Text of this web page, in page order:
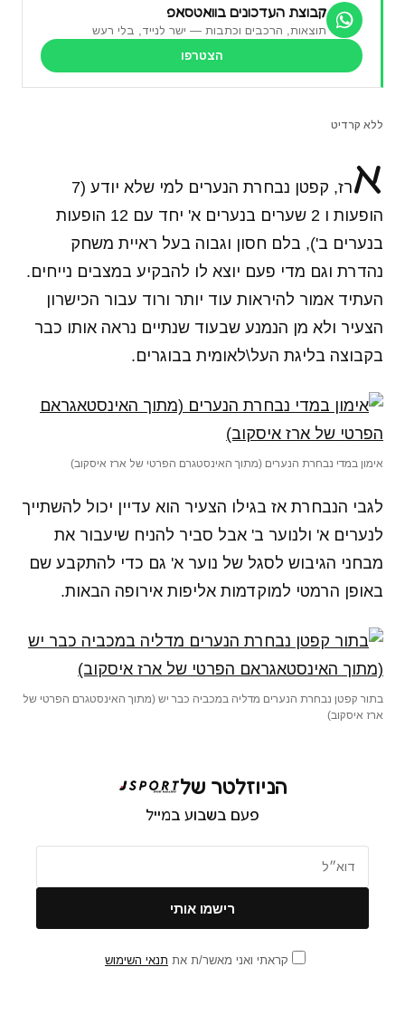
קבוצת העדכונים בוואטסאפ
תוצאות, הרכבים וכתבות — ישר לנייד, בלי רעש
הצטרפו
ללא קרדיט
א
רז, קפטן נבחרת הנערים למי שלא יודע (7
הופעות ו 2 שערים בנערים א' יחד עם 12 הופעות
בנערים ב'), בלם חסון וגבוה בעל ראיית משחק
נהדרת וגם מדי פעם יוצא לו להבקיע במצבים נייחים.
העתיד אמור להיראות עוד יותר ורוד עבור הכישרון
הצעיר ולא מן הנמנע שבעוד שנתיים נראה אותו כבר
בקבוצה בליגת העל\לאומית בבוגרים.
אימון במדי נבחרת הנערים (מתוך האינסטגרם הפרטי של ארז איסקוב)
לגבי הנבחרת אז בגילו הצעיר הוא עדיין יכול להשתייך
לנערים א' ולנוער ב' אבל סביר להניח שיעבור את
מבחני הגיבוש לסגל של נוער א' גם כדי להתקבע שם
באופן הרמטי למוקדמות אליפות אירופה הבאות.
בתור קפטן נבחרת הנערים מדליה במכביה כבר יש (מתוך האינסטגרם הפרטי של
ארז איסקוב)
הניוזלטר של
פעם בשבוע במייל
קראתי ואני מאשר/ת את תנאי השימוש